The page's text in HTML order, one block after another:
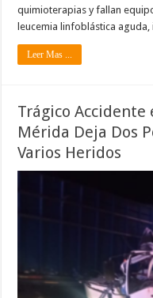
quimioterapias y fallan
leucemia linfoblástica
Leer Mas ...
Trágico
Mérida Deja Dos
Varios Heridos